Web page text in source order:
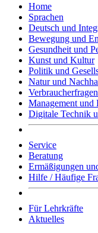
Home
Sprachen
Deutsch und
Bewegung und
Gesundheit und
Kunst und Kultur
Politik und
Natur und
Management und
Digitale Technik
Service
Beratung
Ermäßigungen
Hilfe / Häufige
Für Lehrkräfte
Aktuelles